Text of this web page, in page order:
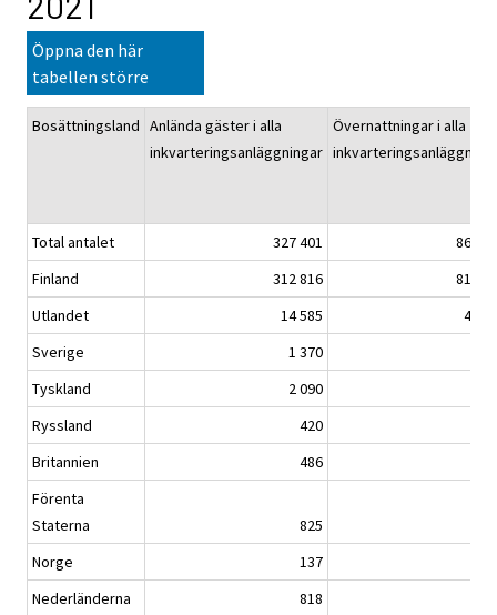
Öppna den här
tabellen större
Bosättningsland Anlända gäster i alla
inkvarteringsanläggningar
Övernattningar i alla
Total antalet 327 401
863
Finland
312 816
816
Utlandet
14 585
47
Sverige
1 370
Tyskland
2 090
Ryssland
420
Britannien
486
Förenta
Staterna
825
Norge
137
Nederländerna
818